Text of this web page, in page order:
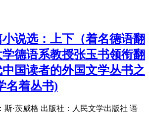
说选：上下（着名德语翻
德语系教授张玉书领衔翻
国读者的外国文学丛书之
名着丛书)
斯·茨威格 出版社：人民文学出版社 语